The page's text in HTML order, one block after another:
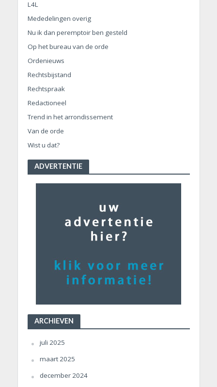
L4L
Mededelingen overig
Nu ik dan peremptoir ben gesteld
Op het bureau van de orde
Ordenieuws
Rechtsbijstand
Rechtspraak
Redactioneel
Trend in het arrondissement
Van de orde
Wist u dat?
ADVERTENTIE
ARCHIEVEN
juli 2025
maart 2025
december 2024